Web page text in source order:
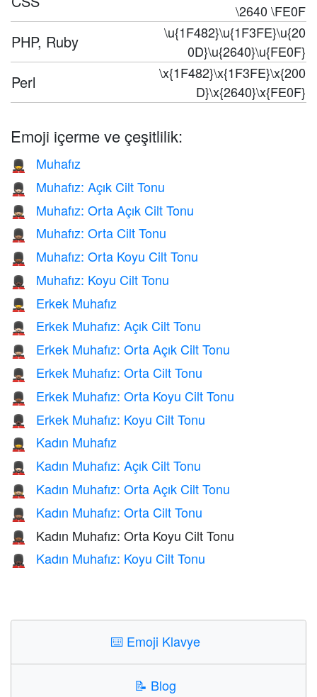
\2640 \FE0F
PHP, Ruby
\u{1F482}\u{1F3FE}\u{20
0D}\u{2640}\u{FE0F}
Perl
\x{1F482}\x{1F3FE}\x{200
D}\x{2640}\x{FE0F}
Emoji içerme ve çeşitlilik:
💂 Muhafız
💂🏻 Muhafız: Açık Cilt Tonu
💂🏼 Muhafız: Orta Açık Cilt Tonu
💂🏽 Muhafız: Orta Cilt Tonu
💂🏾 Muhafız: Orta Koyu Cilt Tonu
💂🏿 Muhafız: Koyu Cilt Tonu
💂‍♂️ Erkek Muhafız
💂🏻‍♂️ Erkek Muhafız: Açık Cilt Tonu
💂🏼‍♂️ Erkek Muhafız: Orta Açık Cilt Tonu
💂🏽‍♂️ Erkek Muhafız: Orta Cilt Tonu
💂🏾‍♂️ Erkek Muhafız: Orta Koyu Cilt Tonu
💂🏿‍♂️ Erkek Muhafız: Koyu Cilt Tonu
💂‍♀️ Kadın Muhafız
💂🏻‍♀️ Kadın Muhafız: Açık Cilt Tonu
💂🏼‍♀️ Kadın Muhafız: Orta Açık Cilt Tonu
💂🏽‍♀️ Kadın Muhafız: Orta Cilt Tonu
💂🏾‍♀️ Kadın Muhafız: Orta Koyu Cilt Tonu
💂🏿‍♀️ Kadın Muhafız: Koyu Cilt Tonu
⌨️ Emoji Klavye
📝 Blog